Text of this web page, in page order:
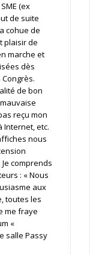
(ex
de suite
cohue de
plaisir de
marche et
dès
de bon
reçu mon
Internet, etc.
nous
comprends
: « Nous
aux
toutes les
me fraye
«
salle Passy